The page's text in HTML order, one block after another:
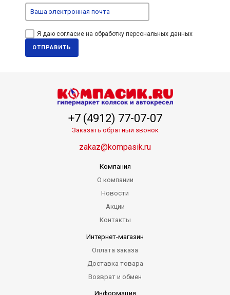
Я даю согласие на обработку персональных данных
ОТПРАВИТЬ
+7 (4912) 77-07-07
Заказать обратный звонок
zakaz@kompasik.ru
Компания
О компании
Новости
Акции
Контакты
Интернет-магазин
Оплата заказа
Доставка товара
Возврат и обмен
Информация